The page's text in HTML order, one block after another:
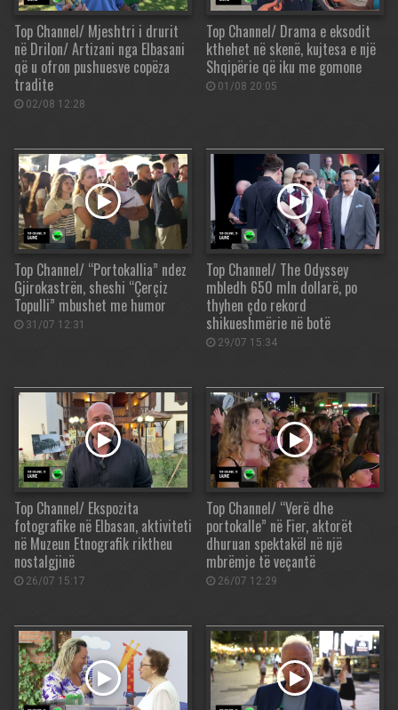
Top Channel/ Mjeshtri i drurit
në Drilon/ Artizani nga Elbasani
që u ofron pushuesve copëza
tradite
02/08 12:28
Top Channel/ Drama e eksodit
kthehet në skenë, kujtesa e një
Shqipërie që iku me gomone
01/08 20:05
Top Channel/ “Portokallia” ndez
Gjirokastrën, sheshi “Çerçiz
Topulli” mbushet me humor
31/07 12:31
Top Channel/ The Odyssey
mbledh 650 mln dollarë, po
thyhen çdo rekord
shikueshmërie në botë
29/07 15:34
Top Channel/ Ekspozita
fotografike në Elbasan, aktiviteti
në Muzeun Etnografik riktheu
nostalgjinë
26/07 15:17
Top Channel/ “Verë dhe
portokalle” në Fier, aktorët
dhuruan spektakël në një
mbrëmje të veçantë
26/07 12:29